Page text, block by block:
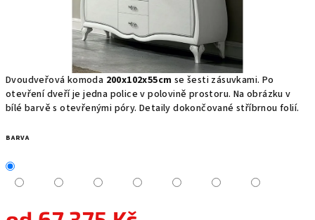
Dvoudveřová komoda 200x102x55cm se šesti zásuvkami. Po
otevření dveří je jedna police v polovině prostoru. Na obrázku v
bílé barvě s otevřenými póry. Detaily dokončované stříbrnou folií.
BARVA